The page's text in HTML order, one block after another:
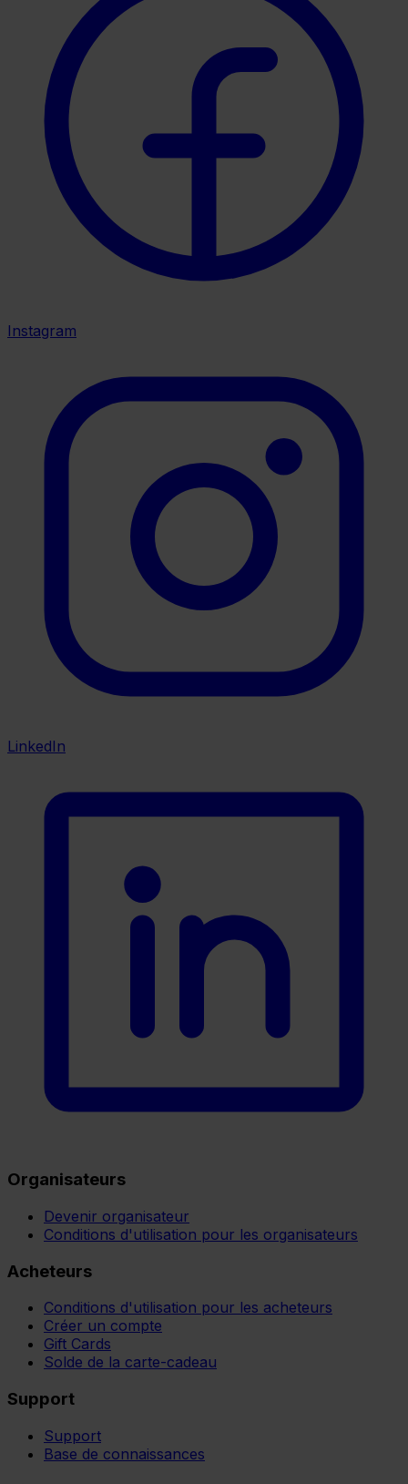
Instagram
LinkedIn
Organisateurs
Devenir organisateur
Conditions d'utilisation pour les organisateurs
Acheteurs
Conditions d'utilisation pour les acheteurs
Créer un compte
Gift Cards
Solde de la carte-cadeau
Support
Support
Base de connaissances